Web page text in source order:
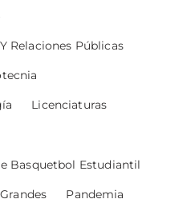
Relaciones Públicas
Licenciaturas
Basquetbol Estudiantil
Pandemia